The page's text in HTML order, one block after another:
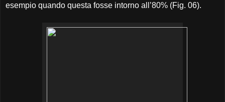
esempio quando questa fosse intorno all’80% (Fig. 06).